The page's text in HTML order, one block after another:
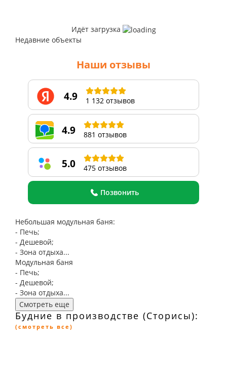
Идёт загрузка
Недавние объекты
Наши отзывы
4.9 1 132 отзывов
4.9 881 отзывов
5.0 475 отзывов
Позвонить
Небольшая модульная баня:
- Печь;
- Дешевой;
- Зона отдыха...
Модульная баня
- Печь;
- Дешевой;
- Зона отдыха...
Смотреть еще
Будние в производстве (Сторисы):
(смотреть все)